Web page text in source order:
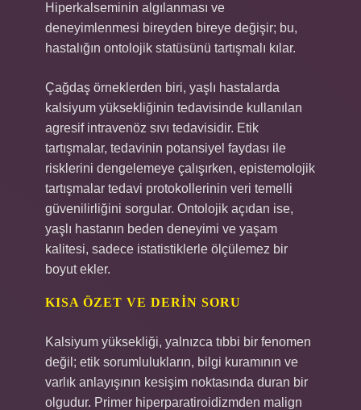
Hiperkalseminin algılanması ve
deneyimlenmesi bireyden bireye değişir; bu,
hastalığın ontolojik statüsünü tartışmalı kılar.
Çağdaş örneklerden biri, yaşlı hastalarda
kalsiyum yüksekliğinin tedavisinde kullanılan
agresif intravenöz sıvı tedavisidir. Etik
tartışmalar, tedavinin potansiyel faydası ile
risklerini dengelemeye çalışırken, epistemolojik
tartışmalar tedavi protokollerinin veri temelli
güvenilirliğini sorgular. Ontolojik açıdan ise,
yaşlı hastanın beden deneyimi ve yaşam
kalitesi, sadece istatistiklerle ölçülemez bir
boyut ekler.
KISA ÖZET VE DERIN SORU
Kalsiyum yüksekliği, yalnızca tıbbi bir fenomen
değil; etik sorumlulukların, bilgi kuramının ve
varlık anlayışının kesişim noktasında duran bir
olgudur. Primer hiperparatiroidizmden malign